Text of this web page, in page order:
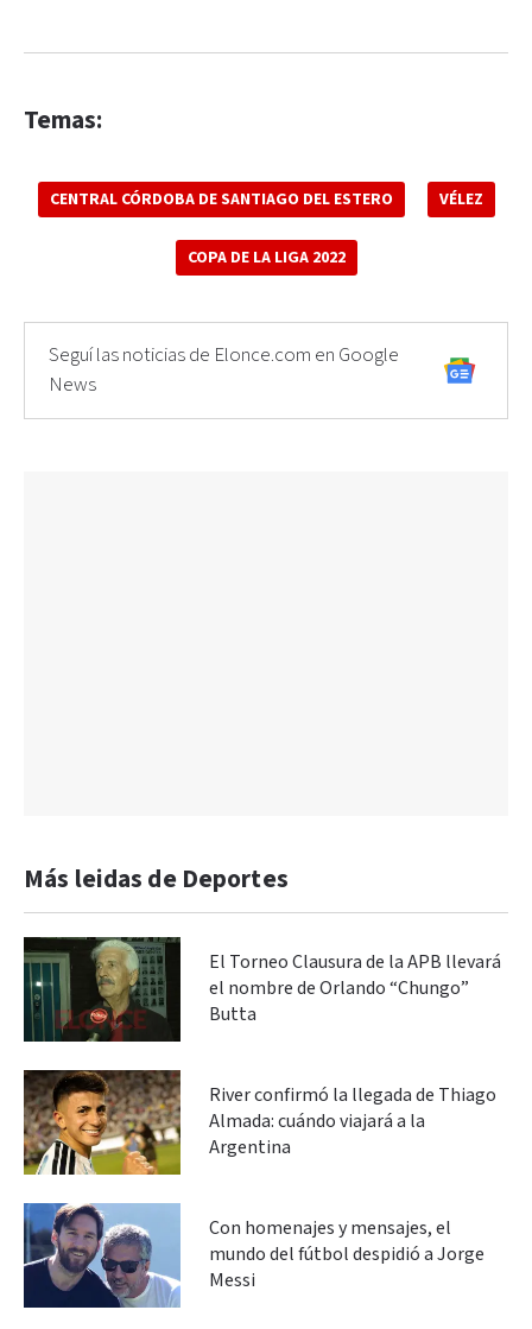
Temas:
CENTRAL CÓRDOBA DE SANTIAGO DEL ESTERO VÉLEZ
COPA DE LA LIGA 2022
Seguí las noticias de Elonce.com en Google
News
Más leidas de Deportes
El Torneo Clausura de la APB llevará
el nombre de Orlando “Chungo”
Butta
River confirmó la llegada de Thiago
Almada: cuándo viajará a la
Argentina
Con homenajes y mensajes, el
mundo del fútbol despidió a Jorge
Messi